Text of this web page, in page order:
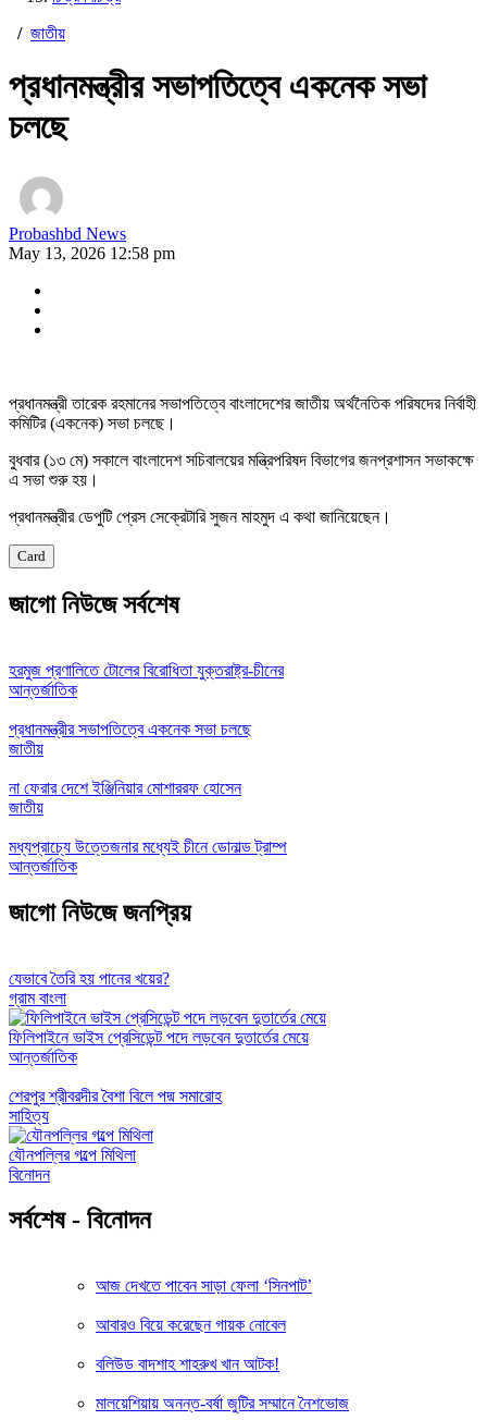
/ জাতীয়
প্রধানমন্ত্রীর সভাপতিত্বে একনেক সভা
চলছে
Probashbd News
May 13, 2026 12:58 pm
প্রধানমন্ত্রী তারেক রহমানের সভাপতিত্বে বাংলাদেশের জাতীয় অর্থনৈতিক পরিষদের নির্বাহী
কমিটির (একনেক) সভা চলছে।
বুধবার (১৩ মে) সকালে বাংলাদেশ সচিবালয়ের মন্ত্রিপরিষদ বিভাগের জনপ্রশাসন সভাকক্ষে
এ সভা শুরু হয়।
প্রধানমন্ত্রীর ডেপুটি প্রেস সেক্রেটারি সুজন মাহমুদ এ কথা জানিয়েছেন।
Card
জাগো নিউজে সর্বশেষ
হরমুজ প্রণালিতে টোলের বিরোধিতা যুক্তরাষ্ট্র-চীনের
আন্তর্জাতিক
প্রধানমন্ত্রীর সভাপতিত্বে একনেক সভা চলছে
জাতীয়
না ফেরার দেশে ইঞ্জিনিয়ার মোশাররফ হোসেন
জাতীয়
মধ্যপ্রাচ্যে উত্তেজনার মধ্যেই চীনে ডোনাল্ড ট্রাম্প
আন্তর্জাতিক
জাগো নিউজে জনপ্রিয়
যেভাবে তৈরি হয় পানের খয়ের?
গ্রাম বাংলা
ফিলিপাইনে ভাইস প্রেসিডেন্ট পদে লড়বেন দুতার্তের মেয়ে
আন্তর্জাতিক
শেরপুর শ্রীবরদীর বৈশা বিলে পদ্ম সমারোহ
সাহিত্য
যৌনপল্লির গল্পে মিথিলা
বিনোদন
সর্বশেষ - বিনোদন
আজ দেখতে পাবেন সাড়া ফেলা ‘সিনপাট’
আবারও বিয়ে করেছেন গায়ক নোবেল
বলিউড বাদশাহ শাহরুখ খান আটক!
মালয়েশিয়ায় অনন্ত-বর্ষা জুটির সম্মানে নৈশভোজ